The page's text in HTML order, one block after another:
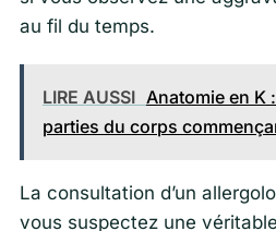
au fil du temps.
LIRE AUSSI Anatomie en K
parties du corps
La consultation d’un
vous suspectez une véritable